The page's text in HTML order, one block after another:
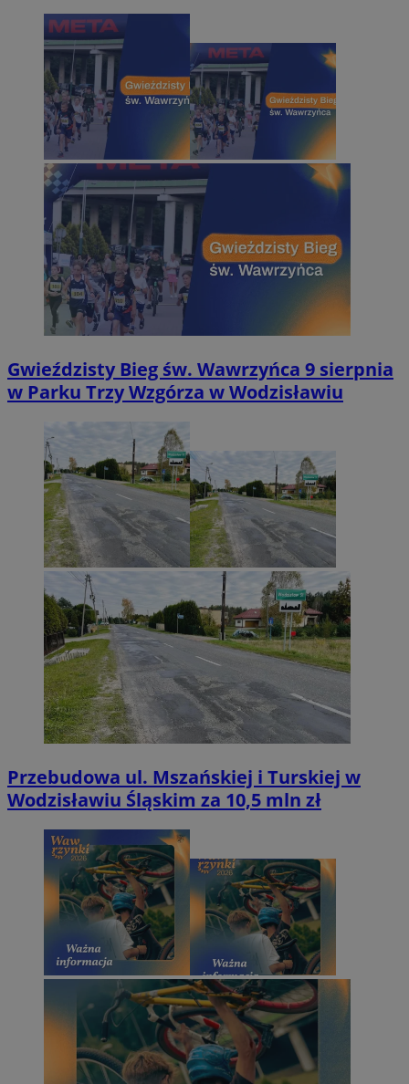
Gwieździsty Bieg św. Wawrzyńca 9 sierpnia
w Parku Trzy Wzgórza w Wodzisławiu
Przebudowa ul. Mszańskiej i Turskiej w
Wodzisławiu Śląskim za 10,5 mln zł